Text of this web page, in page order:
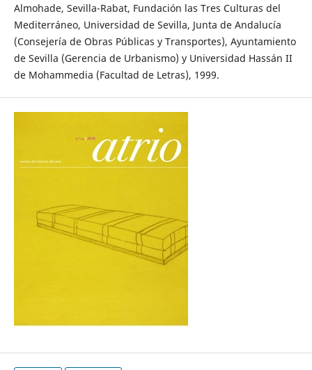
Almohade, Sevilla-Rabat, Fundación las Tres Culturas del
Mediterráneo, Universidad de Sevilla, Junta de Andalucía
(Consejería de Obras Públicas y Transportes), Ayuntamiento
de Sevilla (Gerencia de Urbanismo) y Universidad Hassán II
de Mohammedia (Facultad de Letras), 1999.